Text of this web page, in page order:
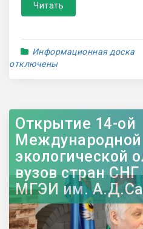
Читать
Информационная доска
отключены
Открытие 14-ой
Международной
экологической
вузов стран СНГ
МГЭИ им.